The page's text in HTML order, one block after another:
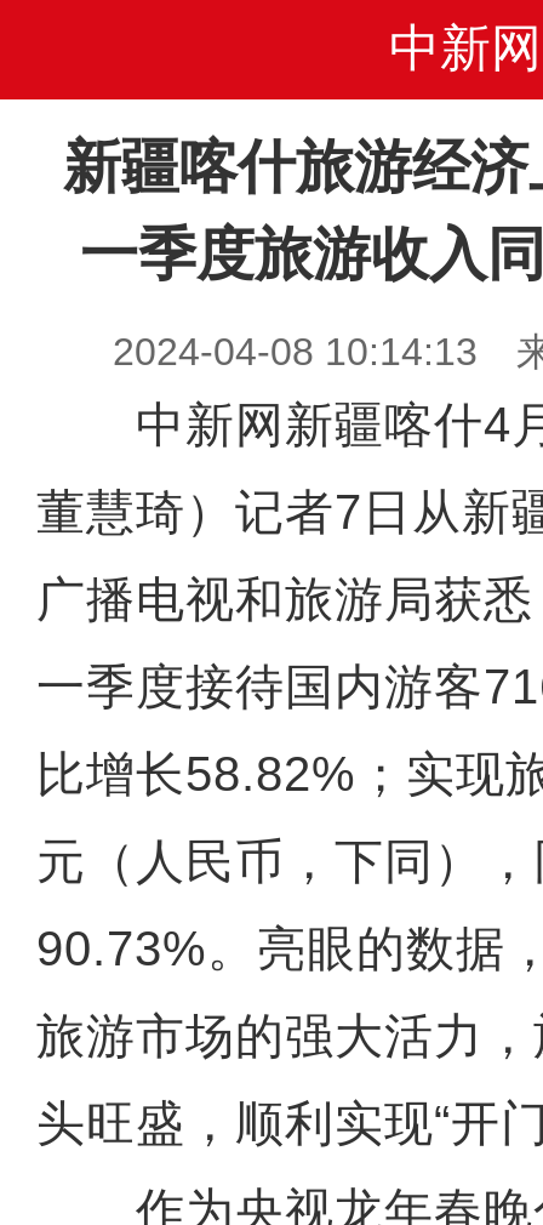
中新网
新疆喀什旅游经
一季度旅游收入
2024-04-08 10:14:13
中新网新疆喀什4
董慧琦）记者7日从新
广播电视和旅游局获
一季度接待国内游客
比增长58.82%；实现
元（人民币，下同）
90.73%。亮眼的数据
旅游市场的强大活力
头旺盛，顺利实现“开
作为央视龙年春晚